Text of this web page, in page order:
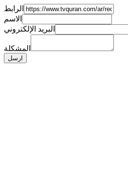
الرابط
الاسم
البريد الإلكتروني
المشكلة
ارسل